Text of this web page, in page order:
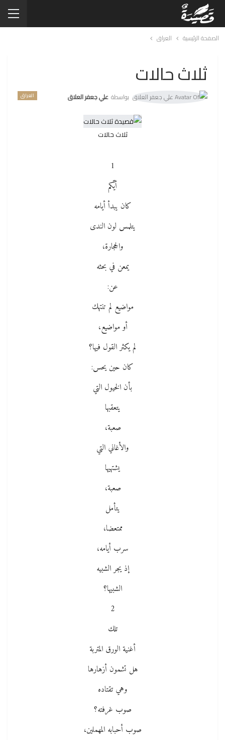
الصفحة الرئيسية العراق
ثلاث حالات
العراق بواسطة علي جعفر العلاق
ثلاث حالات
1
أيّكم
كان يبدأ أيامه
يتلمس لون الندى
والحجارة،
يمعن في بحثه
عن:
مواضيع لم تنتهك
أو مواضيع،
لم يكثر القول فيها؟
كان حين يحس:
بأن الخيول التي
يتعقبها
صعبة،
والأغاني التي
يشتهيها
صعبة،
يتأمل
ممتعضا،
سرب أيامه،
إذ يجر الشبيه
الشبيها؟
2
تلك
أغنية الورق المتربة
هل تشمون أزهارها
وهي تقتاده
صوب غرفته؟
صوب أحبابه المهملين،